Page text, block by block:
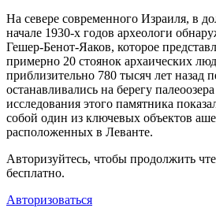
На севере современного Израиля, в
начале 1930-х годов археологи
Гешер-Бенот-Яаков, которое
примерно 20 стоянок архаических
приблизительно 780 тысяч лет назад
останавливались на берегу
исследования этого памятника
собой один из ключевых объектов
расположенных в Леванте.
Авторизуйтесь, чтобы продолжить
бесплатно.
Авторизоваться